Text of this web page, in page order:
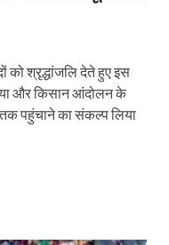
श्रृद्धांजलि देते हुए इस
और किसान आंदोलन के
पहुंचाने का संकल्प लिया